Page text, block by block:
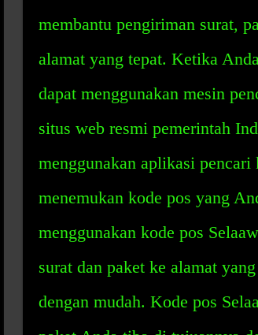
membantu pengiriman surat,
alamat yang tepat. Ketika
dapat menggunakan mesin
situs web resmi pemerintah
menggunakan aplikasi
menemukan kode pos yang
menggunakan kode pos
surat dan paket ke alamat
dengan mudah. Kode pos